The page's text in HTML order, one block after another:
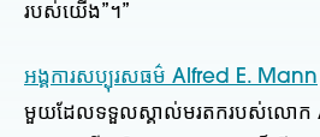
របស់យើង”។”
អង្គការសប្បុរសធម៌ Alfred E. Mann
មួយដែលទទួលស្គាល់មរតករបស់លោក